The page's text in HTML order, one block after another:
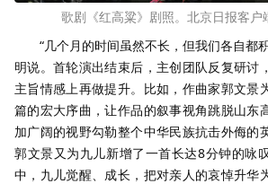
歌剧《红高粱》剧照。北京日报客户
“几个月的时间虽然不长，但我们各自都
明说。首轮演出结束后，主创团队反复研讨
主旨情感上再做提升。比如，作曲家郭文景
篇的宏大序曲，让作品的叙事视角跳脱山东
加广阔的视野勾勒整个中华民族抗击外侮的
郭文景又为九儿新增了一首长达8分钟的咏
中，九儿觉醒、成长，把对亲人的哀悼升华